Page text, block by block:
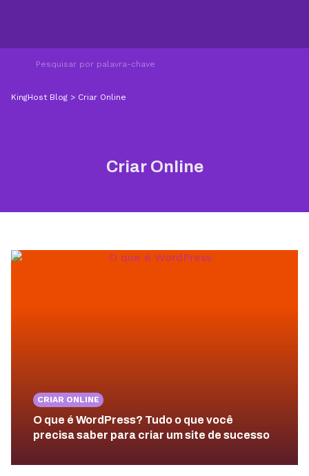
KingHost Blog > Criar Online
Criar Online
CRIAR ONLINE
O que é WordPress? Tudo o que você
precisa saber para criar um site de sucesso